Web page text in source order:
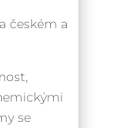
českém a
se